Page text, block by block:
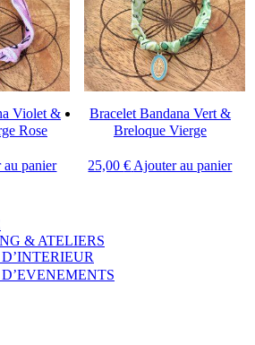
Violet &
Rose
panier
Bracelet Bandana Vert &
Breloque Vierge
25,00€ Ajouter au panier
& ATELIERS